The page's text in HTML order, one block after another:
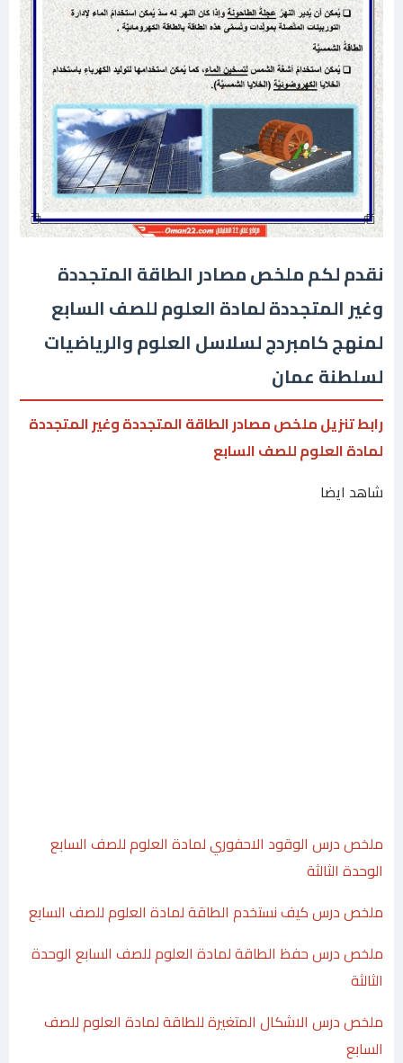
نقدم لكم ملخص مصادر الطاقة المتجددة
وغير المتجددة لمادة العلوم للصف السابع
لمنهج كامبردج لسلاسل العلوم والرياضيات
لسلطنة عمان
رابط تنزيل ملخص مصادر الطاقة المتجددة وغير المتجددة
لمادة العلوم للصف السابع
شاهد ايضا
ملخص درس الوقود الاحفوري لمادة العلوم للصف السابع
الوحدة الثالثة
ملخص درس كيف نستخدم الطاقة لمادة العلوم للصف السابع
ملخص درس حفظ الطاقة لمادة العلوم للصف السابع الوحدة
الثالثة
ملخص درس الاشكال المتغيرة للطاقة لمادة العلوم للصف
السابع